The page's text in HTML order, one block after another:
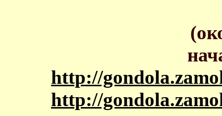
http://
http://